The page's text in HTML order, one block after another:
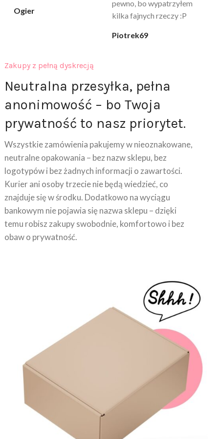
na pewno nie raz kupie
klaudia_xx
Neutralna przesyłka, pełna
anonimowość – bo Twoja
prywatność to nasz priorytet.
Wszystkie zamówienia pakujemy w nieoznakowane,
neutralne opakowania – bez nazw sklepu, bez
logotypów i bez żadnych informacji o zawartości.
Kurier ani osoby trzecie nie będą wiedzieć, co
znajduje się w środku. Dodatkowo na wyciągu
bankowym nie pojawia się nazwa sklepu – dzięki
temu robisz zakupy swobodnie, komfortowo i bez
obaw o prywatność.